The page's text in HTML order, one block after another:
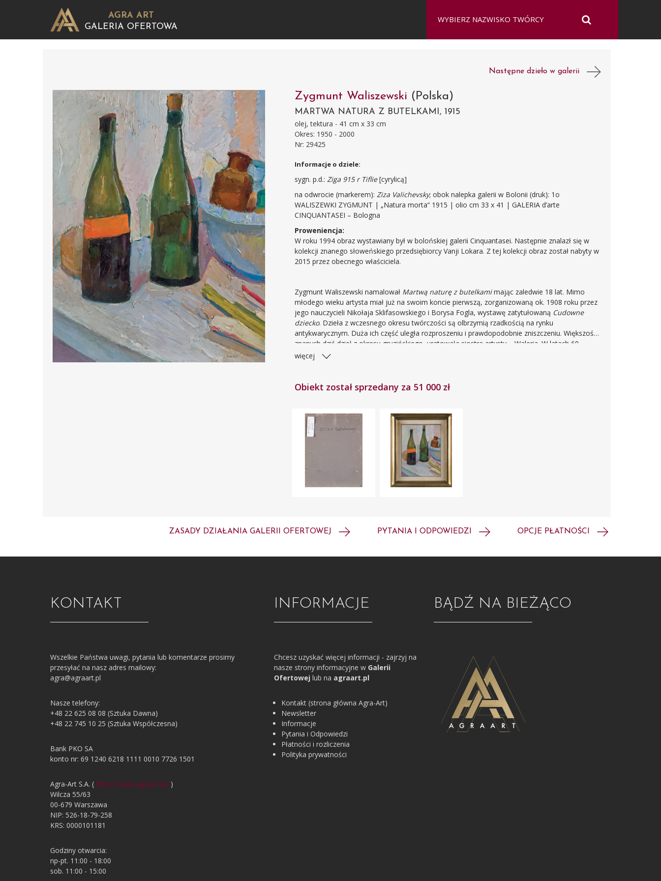
AGRA ART
GALERIA OFERTOWA
Następne dzieło w galerii
Zygmunt Waliszewski (Polska)
MARTWA NATURA Z BUTELKAMI, 1915
olej, tektura - 41 cm x 33 cm
Okres: 1950 - 2000
Nr: 29425
Informacje o dziele:
sygn. p.d.:Ziga 915 r Tiflie[cyrylicą]
na odwrocie (markerem):Ziza Valichevsky; obok nalepka galerii w Bolonii (druk): 1o
WALISZEWKI ZYGMUNT | „Natura morta“ 1915 | olio cm 33 x 41 | GALERIA d’arte
CINQUANTASEI – Bologna
Proweniencja:
W roku 1994 obraz wystawiany był w bolońskiej galerii Cinquantasei. Następnie znalazł się w
kolekcji znanego słoweńskiego przedsiębiorcy Vanji Lokara. Z tej kolekcji obraz został nabyty w
2015 przez obecnego właściciela.
Zygmunt Waliszewski namalował Martwą naturę z butelkamimając zaledwie 18 lat. Mimo
młodego wieku artysta miał już na swoim koncie pierwszą, zorganizowaną ok. 1908 roku przez
jego nauczycieli Nikołaja Sklifasowskiego i Borysa Fogla, wystawę zatytułowaną Cudowne
dziecko. Dzieła z wczesnego okresu twórczości są olbrzymią rzadkością na rynku
antykwarycznym. Duża ich część uległa rozproszeniu i prawdopodobnie zniszczeniu. Większość,
znanych dziś dzieł z okresu gruzińskiego, uratowała siostra artysty – Waleria. W latach 60.
podarowała ona swoją kolekcję do zbiorów Muzeum Narodowego w Warszawie. W zbiorach
rok 1915. Jesienią tego roku artysta wstąpił do wojska i udał się na front I wojny światowej.
(Tyflis) przy sygnaturze oznacza, że obraz został namalowany przez artystę jeszcze przed
więcej
Obiekt został sprzedany za 51 000 zł
ZASADY DZIAŁANIA GALERII OFERTOWEJ PYTANIA I ODPOWIEDZI OPCJE PŁATNOŚCI
BĄDŹ NA BIEŻĄCO
INFORMACJE
Chcesz uzyskać więcej informacji - zajrzyj na
nasze strony informacyjne w Galerii
Ofertowej lub na agraart.pl
Kontakt (strona główna Agra-Art)
Newsletter
Informacje
Pytania i Odpowiedzi
Płatności i rozliczenia
Polityka prywatności
KONTAKT
Wszelkie Państwa uwagi, pytania lub komentarze prosimy
przesyłać na nasz adres mailowy:
agra@agraart.pl
Nasze telefony:
+48 22 625 08 08 (Sztuka Dawna)
+48 22 745 10 25 (Sztuka Współczesna)
Bank PKO SA
konto nr: 69 1240 6218 1111 0010 7726 1501
Agra-Art S.A. ( https://www.agraart.pl/ )
Wilcza 55/63
00-679 Warszawa
NIP: 526-18-79-258
KRS: 0000101181
Godziny otwarcia:
np-pt. 11:00 - 18:00
sob. 11:00 - 15:00